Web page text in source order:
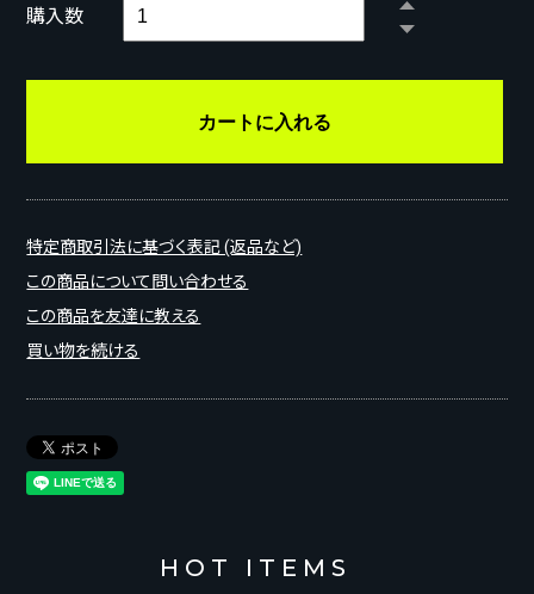
購入数
特定商取引法に基づく表記 (返品など)
この商品について問い合わせる
この商品を友達に教える
買い物を続ける
HOT ITEMS